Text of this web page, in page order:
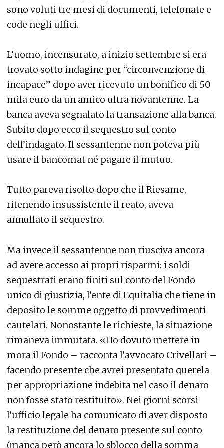
sono voluti tre mesi di documenti, telefonate e
code negli uffici.
L’uomo, incensurato, a inizio settembre si era
trovato sotto indagine per “circonvenzione di
incapace” dopo aver ricevuto un bonifico di 50
mila euro da un amico ultra novantenne. La
banca aveva segnalato la transazione alla banca.
Subito dopo ecco il sequestro sul conto
dell’indagato. Il sessantenne non poteva più
usare il bancomat né pagare il mutuo.
Tutto pareva risolto dopo che il Riesame,
ritenendo insussistente il reato, aveva
annullato il sequestro.
Ma invece il sessantenne non riusciva ancora
ad avere accesso ai propri risparmi: i soldi
sequestrati erano finiti sul conto del Fondo
unico di giustizia, l’ente di Equitalia che tiene in
deposito le somme oggetto di provvedimenti
cautelari. Nonostante le richieste, la situazione
rimaneva immutata. «Ho dovuto mettere in
mora il Fondo – racconta l’avvocato Crivellari –
facendo presente che avrei presentato querela
per appropriazione indebita nel caso il denaro
non fosse stato restituito». Nei giorni scorsi
l’ufficio legale ha comunicato di aver disposto
la restituzione del denaro presente sul conto
(manca però ancora lo sblocco della somma